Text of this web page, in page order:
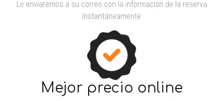
Le enviaremos a su correo con la información de la reserva
instantáneamente
Mejor precio online